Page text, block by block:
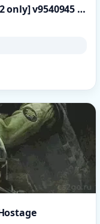
c400.ru CS:Source Server [ex Dust2 only] v9540945 [HLstatsX]